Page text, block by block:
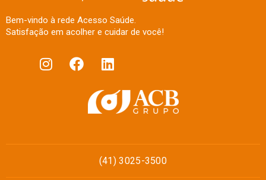
Bem-vindo à rede Acesso Saúde.
Satisfação em acolher e cuidar de você!
(41) 3025-3500